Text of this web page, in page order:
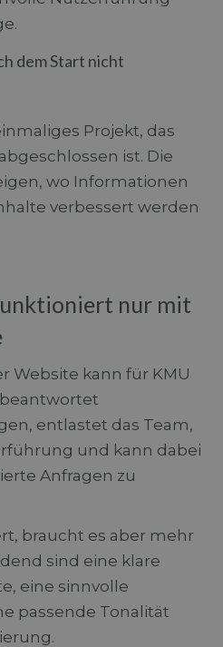
dem Start nicht
Projekt, das
ist. Die
wo Informationen
verbessert werden
nur mit
Website kann für KMU
beantwortet
entlastet das Team,
und kann dabei
Anfragen zu
braucht es aber mehr
sind eine klare
eine sinnvolle
passende Tonalität